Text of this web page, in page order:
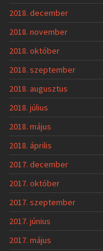
2018. december
2018. november
2018. október
2018. szeptember
2018. augusztus
2018. július
2018. május
2018. április
2017. december
2017. október
2017. szeptember
2017. június
2017. május